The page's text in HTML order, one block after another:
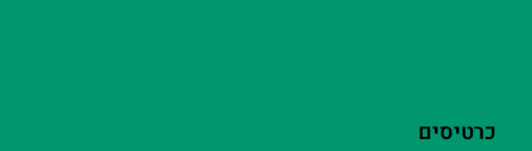
כרטיסים